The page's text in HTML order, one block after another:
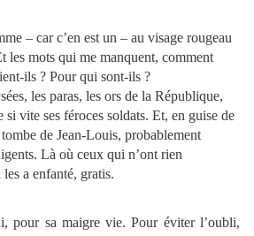
– car c’en est un – au visage rougeau
les mots qui me manquent, comment
ils ? Pour qui sont-ils ?
les paras, les ors de la République,
vite ses féroces soldats. Et, en guise de
de Jean-Louis, probablement
Là où ceux qui n’ont rien
a enfanté, gratis.
pour sa maigre vie. Pour éviter l’oubli,